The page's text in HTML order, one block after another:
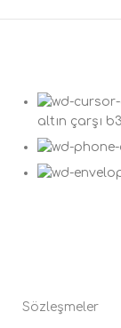
altın çarşı
Sözleşmeler